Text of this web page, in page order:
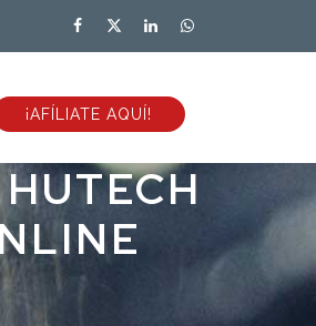
¡AFÍLIATE AQUÍ!